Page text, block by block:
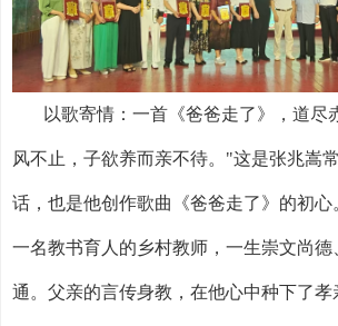
以歌寄情：一首《爸爸走了》，道尽
风不止，子欲养而亲不待。 "这是张兆嵩
话，也是他创作歌曲《爸爸走了》的初心
一名教书育人的乡村教师，一生崇文尚
通。父亲的言传身教，在他心中种下了孝